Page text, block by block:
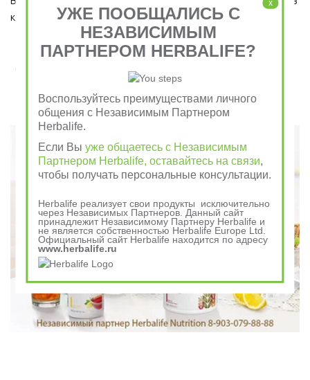
коем случае пропускать нельзя!
Говорили в древности
x
УЖЕ ПООБЩАЛИСЬ С
НЕЗАВИСИМЫМ
ПАРТНЕРОМ HERBALIFE?
Воспользуйтесь преимуществами личного
общения с Независимым Партнером
Herbalife.
Если Выуже общаетесь с Независимым
Партнером Herbalife, оставайтесь на связи,
чтобы получать персональные консультации.
Herbalife реализует свои продукты исключительно
через Независимых Партнеров. Данный сайт
принадлежит Независимому Партнеру Herbalife и
не является собственностью Herbalife Europe Ltd.
Официальный сайт Herbalife находится по адресу
www.herbalife.ru